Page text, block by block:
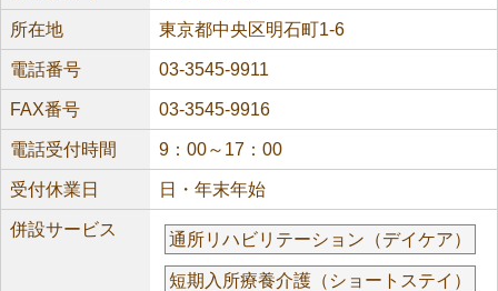
所在地 東京都中央区明石町1-6
電話番号 03-3545-9911
FAX番号 03-3545-9916
電話受付時間 9：00～17：00
受付休業日 日・年末年始
併設サービス
通所リハビリテーション（デイケア）
短期入所療養介護（ショートステイ）